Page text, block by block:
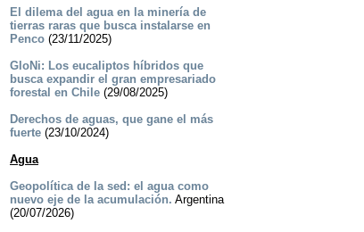
El dilema del agua en la minería de
tierras raras que busca instalarse en
Penco(23/11/2025)
GloNi: Los eucaliptos híbridos que
busca expandir el gran empresariado
forestal en Chile(29/08/2025)
Derechos de aguas, que gane el más
fuerte(23/10/2024)
Agua
Geopolítica de la sed: el agua como
nuevo eje de la acumulación. Argentina
(20/07/2026)